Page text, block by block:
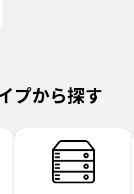
プから探す